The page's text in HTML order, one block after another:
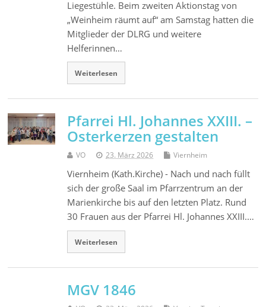
Liegestühle. Beim zweiten Aktionstag von
„Weinheim räumt auf“ am Samstag hatten die
Mitglieder der DLRG und weitere
Helferinnen…
Weiterlesen
Pfarrei Hl. Johannes XXIII. –
Osterkerzen gestalten
VO 23. März 2026 Viernheim
Viernheim (Kath.Kirche) - Nach und nach füllt
sich der große Saal im Pfarrzentrum an der
Marienkirche bis auf den letzten Platz. Rund
30 Frauen aus der Pfarrei Hl. Johannes XXIII.…
Weiterlesen
MGV 1846